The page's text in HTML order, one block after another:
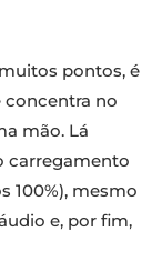
pontos, é
concentra no
mão. Lá
carregamento
100%), mesmo
e, por fim,